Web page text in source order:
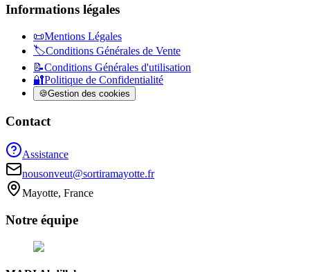
Informations légales
📜Mentions Légales
🏷️Conditions Générales de Vente
📝Conditions Générales d'utilisation
🔐Politique de Confidentialité
🍪Gestion des cookies
Contact
Assistance
nousonveut@sortiramayotte.fr
Mayotte, France
Notre équipe